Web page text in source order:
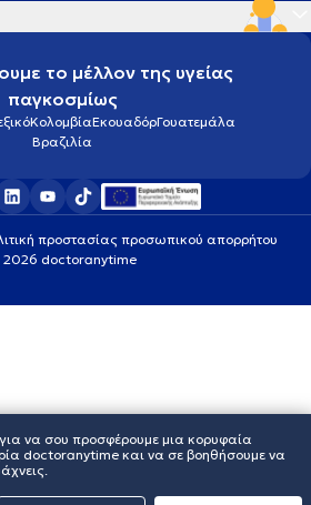
το μέλλον της υγείας
παγκοσμίως
ΚολομβίαΕκουαδόρΓουατεμάλα
Βραζιλία
προστασίας προσωπικού απορρήτου
doctoranytime
να σου προσφέρουμε μια κορυφαία
doctoranytime και να σε βοηθήσουμε να